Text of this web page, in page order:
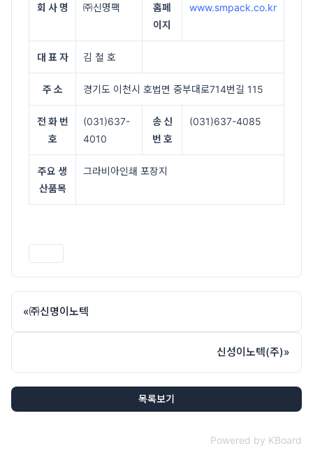
회 사 명 ㈜신명팩
홈페
이지
www.smpack.co.kr
대 표 자 김 철 호
주 소 경기도 이천시 호법면 중부대로714번길 115
전 화 번
호
(031)637-
4010
송 신
번 호
(031)637-4085
주요 생
산품목
그라비아인쇄 포장지
«㈜신명이노텍
신성이노텍(주)»
목록보기
Powered by KBoard